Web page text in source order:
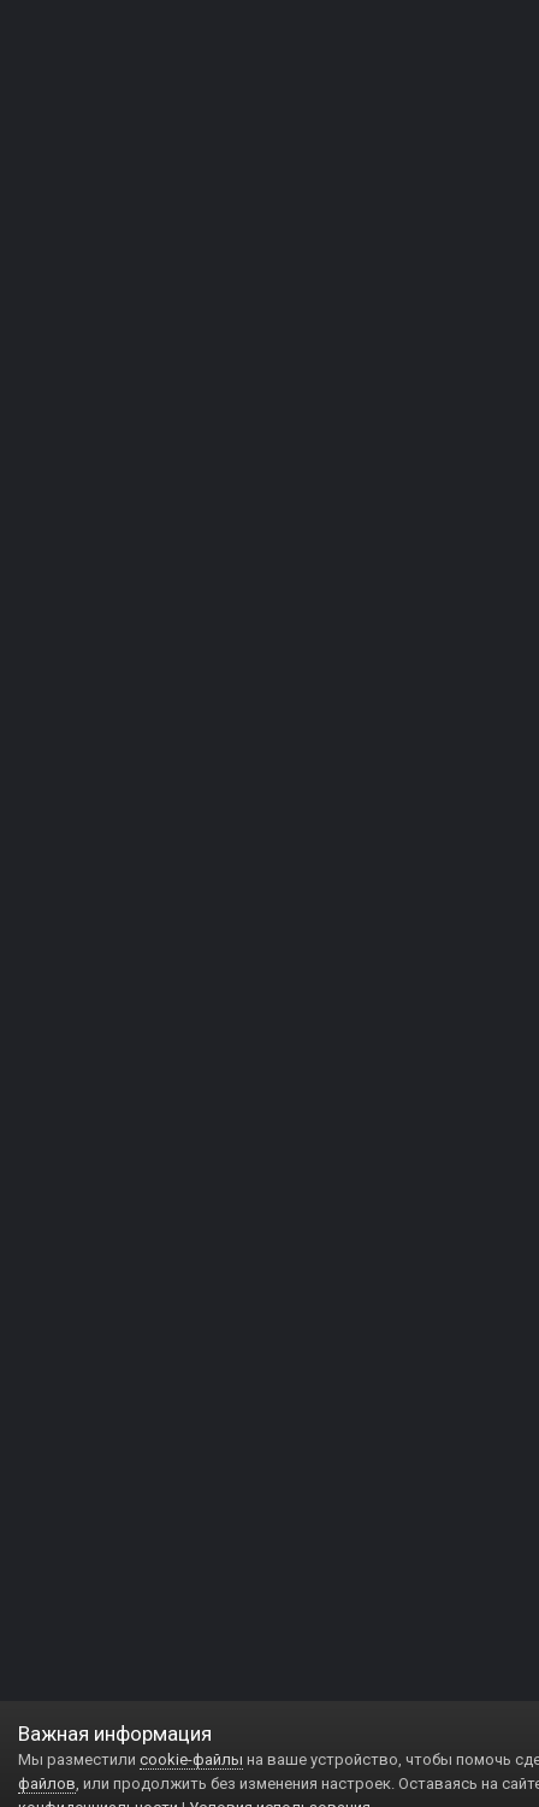
Важная информация
Мы разместили cookie-файлы на ваше устройство, чтобы помочь
файлов, или продолжить без изменения настроек. Оставаясь на